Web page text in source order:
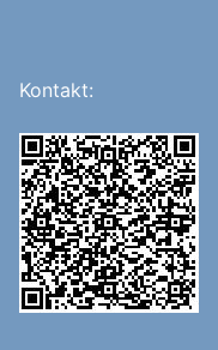
Kontakt: